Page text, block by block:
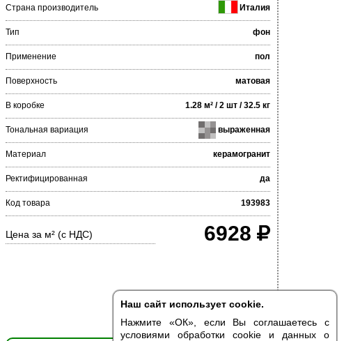
Наш сайт использует cookie.
Нажмите «ОК», если Вы соглашаетесь с
условиями обработки cookie и данных о
Страна производитель Италия
Тип фон
Применение пол
Поверхность матовая
В коробке 1.28 м² / 2 шт / 32.5 кг
Тональная вариация выраженная
Материал керамогранит
Ректифицированная да
Код товара 193983
Цена за м² (с НДС) 6928